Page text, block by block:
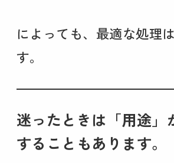
によっても、最適な処理
す。
迷ったときは「用途」
することもあります。